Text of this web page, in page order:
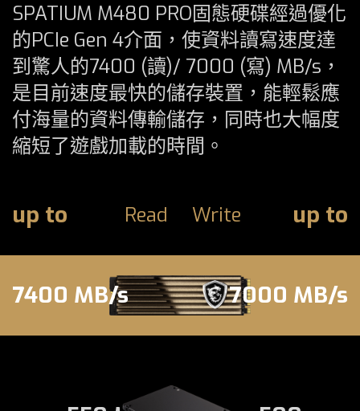
SPATIUM M480 PRO固態硬碟經過優化
的PCIe Gen 4介面，使資料讀寫速度達
到驚人的7400 (讀)/ 7000 (寫) MB/s，
是目前速度最快的儲存裝置，能輕鬆應
付海量的資料傳輸儲存，同時也大幅度
縮短了遊戲加載的時間。
up to Read Write up to
7400 MB/s 7000 MB/s